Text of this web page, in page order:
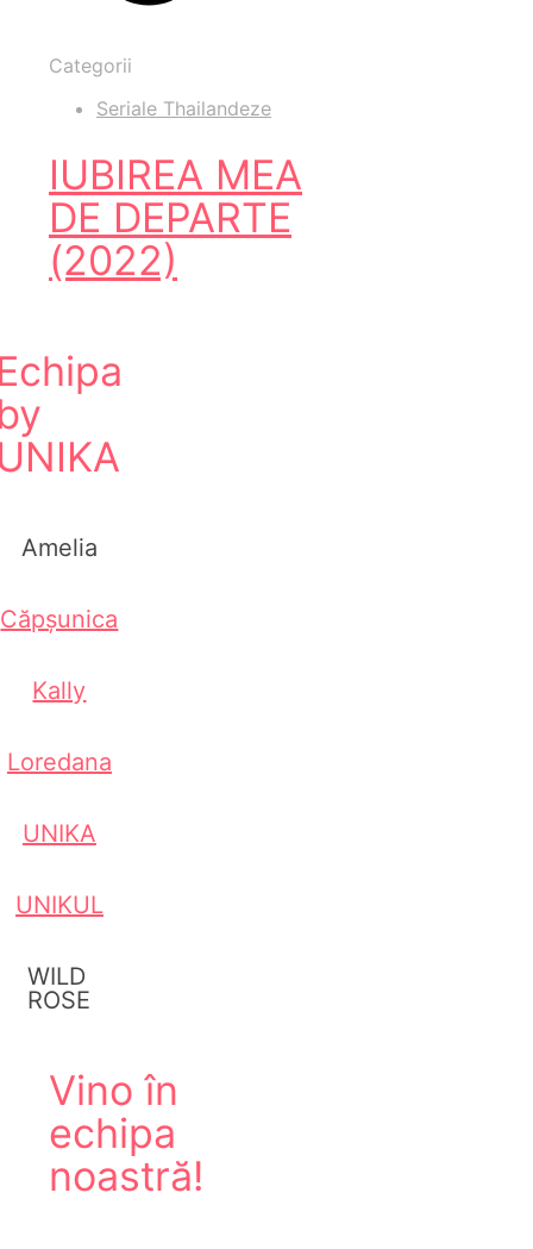
Categorii
Seriale Thailandeze
IUBIREA MEA
DE DEPARTE
(2022)
Amelia
Căpșunica
Kally
Loredana
UNIKA
UNIKUL
WILD
ROSE
Vino în
echipa
noastră!